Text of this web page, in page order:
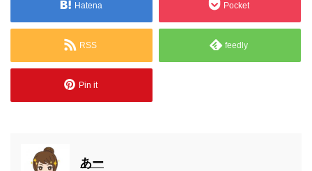
Hatena Pocket
RSS feedly
Pin it
あー